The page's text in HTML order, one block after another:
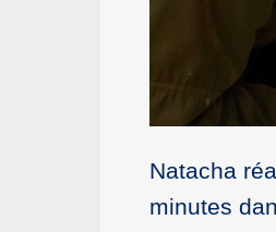
Natacha
minutes